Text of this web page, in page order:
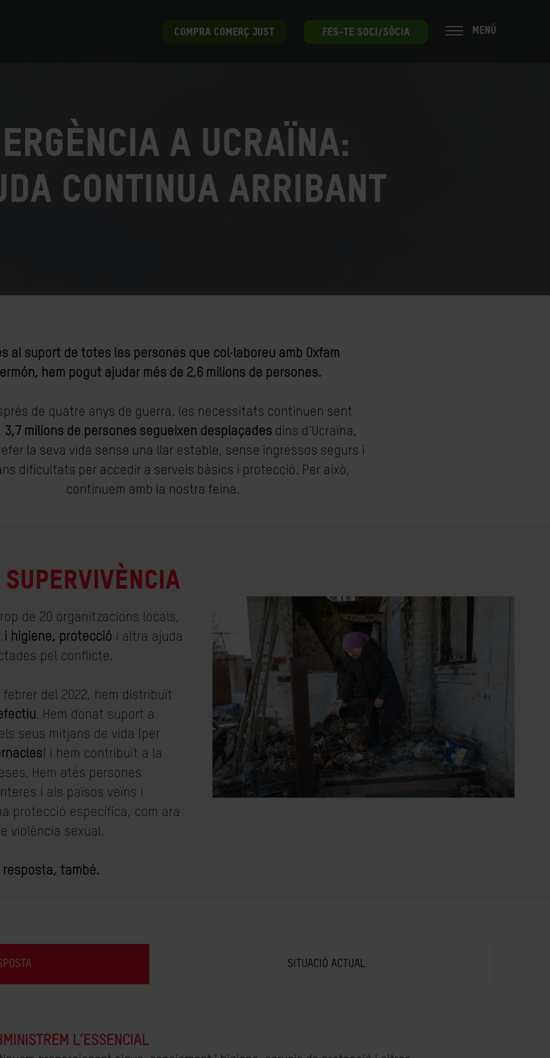
COMPRA COMERÇ JUST FES-TE SOCI/SÒCIA MENÚ
a Ucraïna:
continua arribant
al suport de totes les persones que col·laboreu amb Oxfam
hem pogut ajudar més de 2,6 milions de persones.
de quatre anys de guerra, les necessitats continuen sent
3,7 milions de persones segueixen desplaçades dins d’Ucraïna,
la seva vida sense una llar estable, sense ingressos segurs i
dificultats per accedir a serveis bàsics i protecció. Per això,
continuem amb la nostra feina.
de 20 organitzacions locals,
higiene, protecció i altra ajuda
pel conflicte.
del 2022, hem distribuït
. Hem donat suport a
seus mitjans de vida (per
) i hem contribuït a la
Hem atès persones
i als països veïns i
protecció específica, com ara
violència sexual.
resposta, també.
SITUACIÓ ACTUAL
L’ESSENCIAL